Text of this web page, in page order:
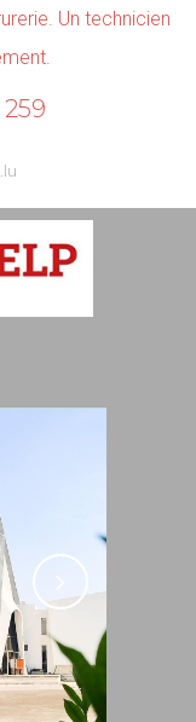
Un technicien